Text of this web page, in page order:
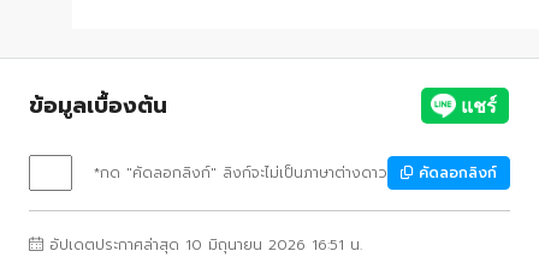
ข้อมูลเบื้องต้น
*กด "คัดลอกลิงก์" ลิงก์จะไม่เป็นภาษาต่างดาว คัดลอกลิงก์
อัปเดตประกาศล่าสุด 10 มิถุนายน 2026 16:51 น.